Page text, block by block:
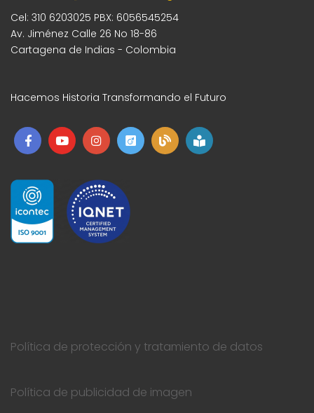
Cel: 310 6203025 PBX: 6056545254
Av. Jiménez Calle 26 No 18-86
Cartagena de Indias - Colombia
Hacemos Historia Transformando el Futuro
Política de protección y tratamiento de datos
Política de publicidad de imagen